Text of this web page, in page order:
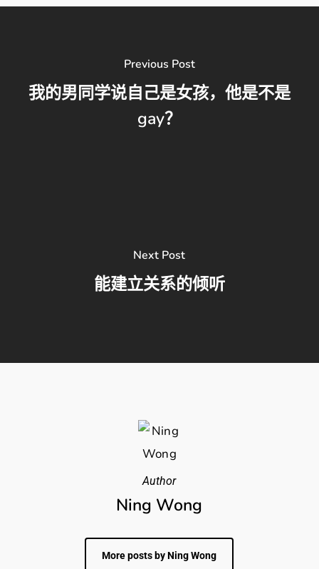
Previous Post
我的男同学说自己是女孩，他是不是
gay？
Next Post
能建立关系的倾听
Author
Ning Wong
More posts by Ning Wong